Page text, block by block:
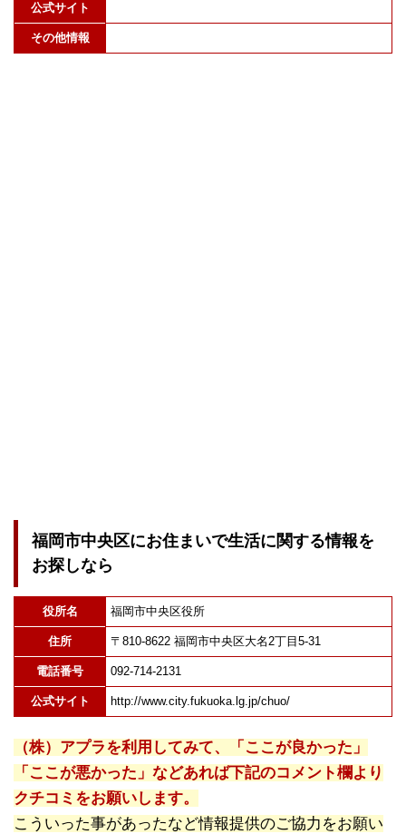
公式サイト
その他情報
福岡市中央区にお住まいで生活に関する情報を
お探しなら
役所名 福岡市中央区役所
住所 〒810-8622 福岡市中央区大名2丁目5-31
電話番号 092-714-2131
公式サイト http://www.city.fukuoka.lg.jp/chuo/
（株）アプラを利用してみて、「ここが良かった」
「ここが悪かった」などあれば下記のコメント欄より
クチコミをお願いします。
こういった事があったなど情報提供のご協力をお願い